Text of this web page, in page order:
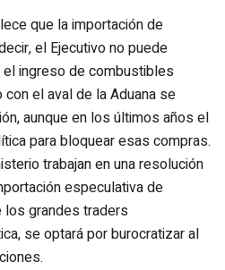
que la importación de
el Ejecutivo no puede
ingreso de combustibles
el aval de la Aduana se
aunque en los últimos años el
para bloquear esas compras.
trabajan en una resolución
especulativa de
grandes traders
se optará por burocratizar al